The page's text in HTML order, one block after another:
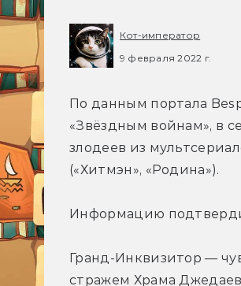
Кот-император
9 февраля 2022 г.
По данным портала
«Звёздным войнам», в
злодеев из
(«Хитмэн», «Родина»).
Информацию
Гранд-Инквизитор —
стражем Храма